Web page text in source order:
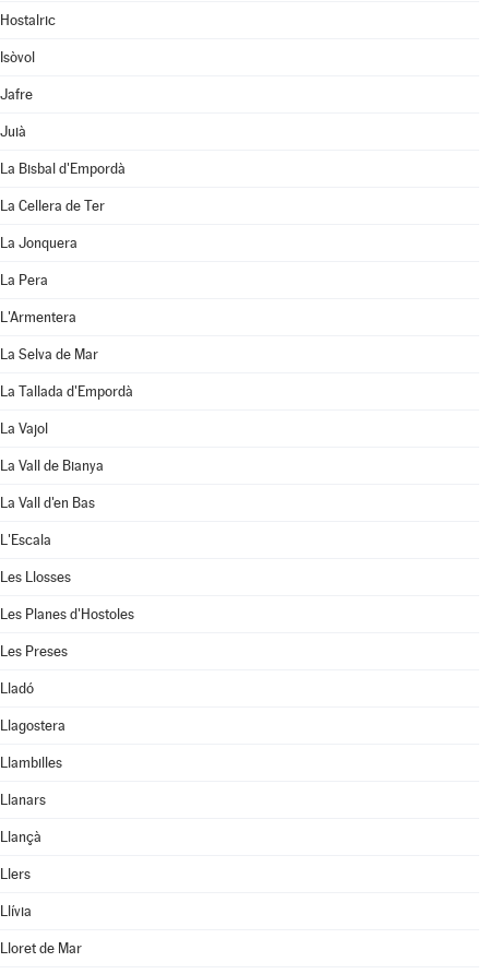
Hostalric
Isòvol
Jafre
Juià
La Bisbal d'Empordà
La Cellera de Ter
La Jonquera
La Pera
L'Armentera
La Selva de Mar
La Tallada d'Empordà
La Vajol
La Vall de Bianya
La Vall d'en Bas
L'Escala
Les Llosses
Les Planes d'Hostoles
Les Preses
Lladó
Llagostera
Llambilles
Llanars
Llançà
Llers
Llívia
Lloret de Mar